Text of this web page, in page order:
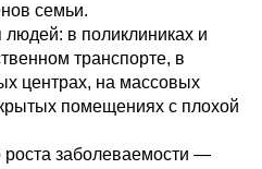
семьи.
людей: в поликлиниках и
транспорте, в
центрах, на массовых
помещениях с плохой
роста заболеваемости —